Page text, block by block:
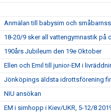
Anmälan till babysim och
18-20/9 sker all vattengymnastik på
190års Jubileum den 19e Oktober
Ellen och Emil till junior-EM i
Jönköpings äldsta idrottsförening
NIU ansökan
EM i simhopp i Kiev/UKR, 5-12/8